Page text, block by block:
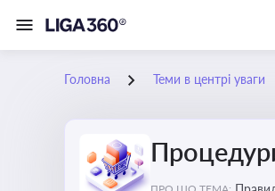
Головна Теми в центрі уваги